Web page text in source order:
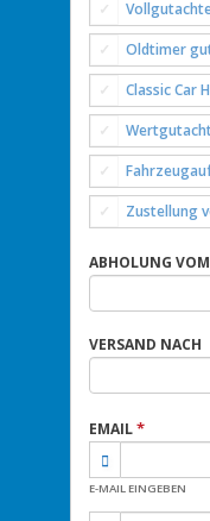
Oldtimer
Classic Car
Zustellung
ABHOLUNG VOM
VERSAND NACH
EMAIL*
E-MAIL EINGEBEN